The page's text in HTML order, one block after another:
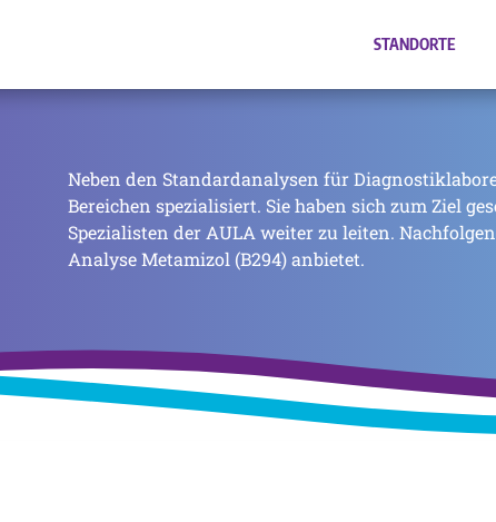
STANDORTE
Neben den Standardanalysen für
Bereichen spezialisiert. Sie haben sich zum Ziel
Spezialisten der AULA weiter zu leiten.
Analyse Metamizol (B294) anbietet.